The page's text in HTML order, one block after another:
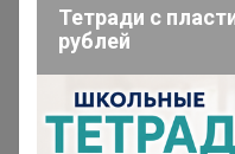
Попкорн с карамелью
Тетради с
рублей